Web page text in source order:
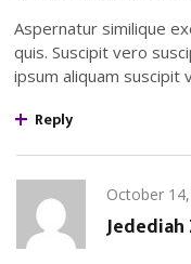
Aspernatur similique
quis. Suscipit vero
ipsum aliquam suscipit
Reply
October